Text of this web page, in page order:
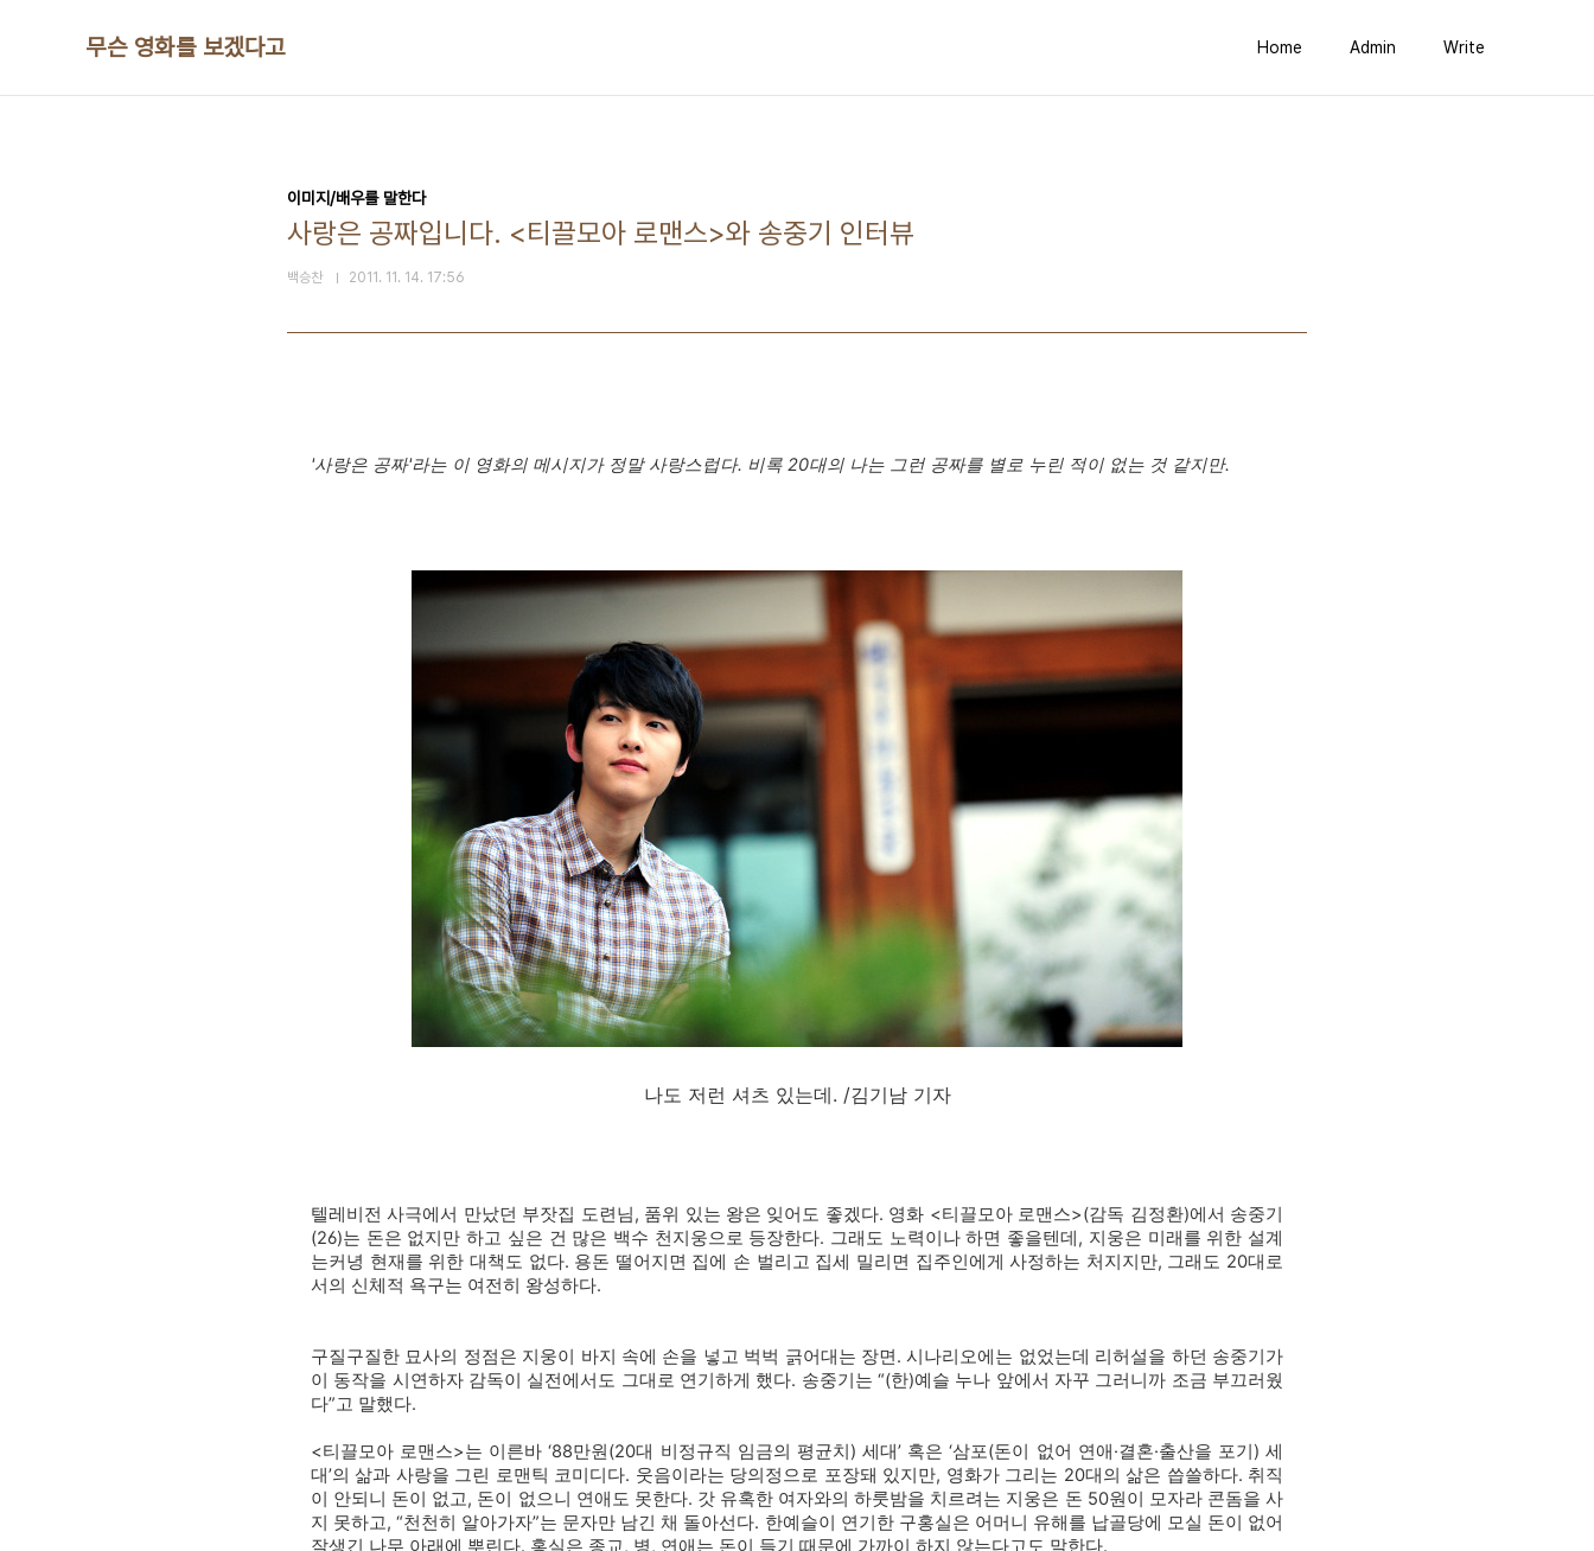
무슨 영화를 보겠다고 Home Admin Write
이미지/배우를 말한다
사랑은 공짜입니다. <티끌모아 로맨스>와 송중기 인터뷰
백승찬 2011. 11. 14. 17:56
'사랑은 공짜'라는 이 영화의 메시지가 정말 사랑스럽다. 비록 20대의 나는 그런 공짜를 별로 누린 적이 없는 것 같지만.
나도 저런 셔츠 있는데. /김기남 기자
텔레비전 사극에서 만났던 부잣집 도련님, 품위 있는 왕은 잊어도 좋겠다. 영화 <티끌모아 로맨스>(감독 김정환)에서 송중기
(26)는 돈은 없지만 하고 싶은 건 많은 백수 천지웅으로 등장한다. 그래도 노력이나 하면 좋을텐데, 지웅은 미래를 위한 설계
는커녕 현재를 위한 대책도 없다. 용돈 떨어지면 집에 손 벌리고 집세 밀리면 집주인에게 사정하는 처지지만, 그래도 20대로
서의 신체적 욕구는 여전히 왕성하다.
구질구질한 묘사의 정점은 지웅이 바지 속에 손을 넣고 벅벅 긁어대는 장면. 시나리오에는 없었는데 리허설을 하던 송중기가
이 동작을 시연하자 감독이 실전에서도 그대로 연기하게 했다. 송중기는 “(한)예슬 누나 앞에서 자꾸 그러니까 조금 부끄러웠
다”고 말했다.
<티끌모아 로맨스>는 이른바 ‘88만원(20대 비정규직 임금의 평균치) 세대’ 혹은 ‘삼포(돈이 없어 연애·결혼·출산을 포기) 세
대’의 삶과 사랑을 그린 로맨틱 코미디다. 웃음이라는 당의정으로 포장돼 있지만, 영화가 그리는 20대의 삶은 씁쓸하다. 취직
이 안되니 돈이 없고, 돈이 없으니 연애도 못한다. 갓 유혹한 여자와의 하룻밤을 치르려는 지웅은 돈 50원이 모자라 콘돔을 사
지 못하고, “천천히 알아가자”는 문자만 남긴 채 돌아선다. 한예슬이 연기한 구홍실은 어머니 유해를 납골당에 모실 돈이 없어
잘생긴 나무 아래에 뿌린다. 홍실은 종교, 병, 연애는 돈이 들기 때문에 가까이 하지 않는다고도 말한다.